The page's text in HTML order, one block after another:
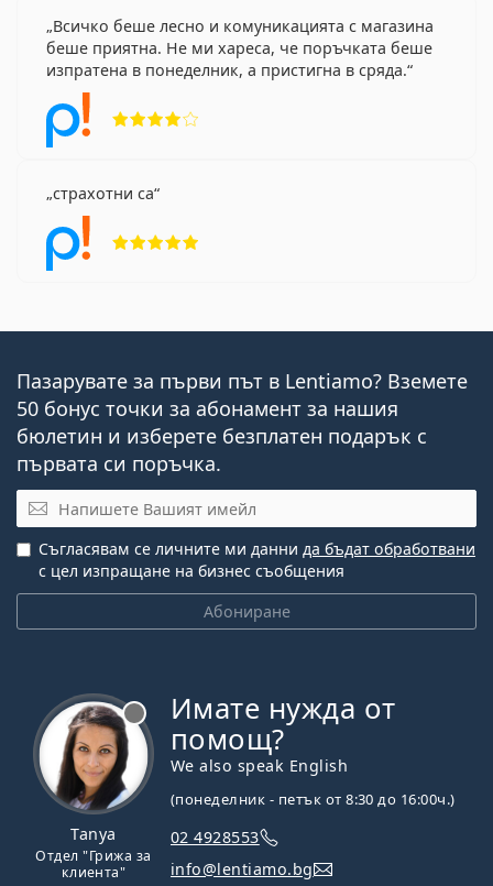
Всичко беше лесно и комуникацията с магазина
беше приятна. Не ми хареса, че поръчката беше
изпратена в понеделник, а пристигна в сряда.
страхотни са
Пазарувате за първи път в Lentiamo? Вземете
50 бонус точки за абонамент за нашия
бюлетин и изберете безплатен подарък с
първата си поръчка.
Имейл
Абониране
Съгласявам се личните ми данни да бъдат обработвани
с цел изпращане на бизнес съобщения
Tanya
Отдел "Грижа за
клиента"
Имате нужда от
помощ?
We also speak English
(понеделник - петък от 8:30 до 16:00ч.)
02 4928553
info@lentiamo.bg